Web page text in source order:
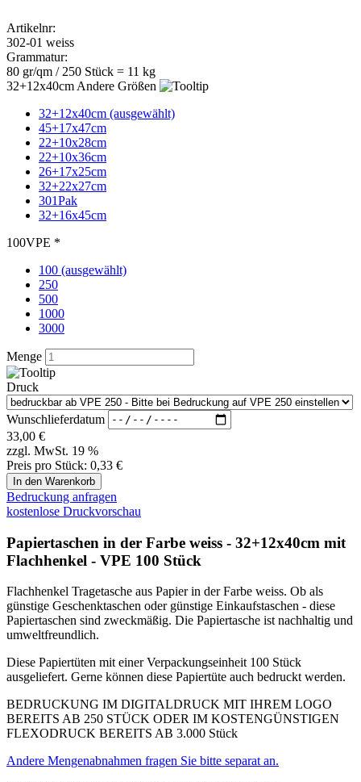
250
500
1000
3000
Druck
Wunschlieferdatum
€
zzgl. MwSt. 19 %
Preis pro Stück:
Bedruckung anfragen
Papiertaschen in der Farbe weiss - 32+12x40cm mit
Flachhenkel - VPE 100 Stück
Flachhenkel Tragetasche aus Papier in der Farbe weiss. Ob als
günstige Geschenktaschen oder günstige Einkaufstaschen - diese
Papiertaschen sind zweckmäßig. Die Papiertasche ist nachhaltig und
umweltfreundlich.
Diese Papiertüten mit einer Verpackungseinheit 100 Stück
ausgeliefert. Gerne können diese Papiertüte auch bedruckt werden.
BEDRUCKUNG IM DIGITALDRUCK MIT IHREM LOGO
BEREITS AB 250 STÜCK ODER IM KOSTENGÜNSTIGEN
FLEXODRUCK BEREITS AB 3.000 Stück
Andere Mengenabnahmen fragen Sie bitte separat an.
Papiertragetaschen mit Ihrem Druckwunsch. Der Preis beinhaltet
alle anfallenden Kosten (Tragetasche incl. Druckkosten). Es fallen
Infos für die nachträgliche Bedruckung im Digitaldruck:
Druck erfolgt nachträglich im 4c (CMYK-Druck).
Sonderfarben sowie Weiß nicht gedruckt werden kann.
Lieferzeit ca. 10-15 Tageabder Druckfreigabe.
Bitte beachten Sie unbedingt: Bei Druck direkt auf braunes
Kraftpapier, kann dies die Erscheinung Ihrer Farben etwas
verändern!
Druckbarkeit des Druckbildes hängt von Falten/Knicken der
Es kann nicht direkt an die Ränder gedruckt werden (ca.